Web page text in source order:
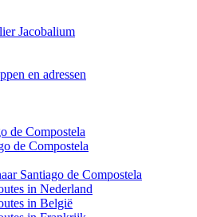
Jacobalium
en adressen
de Compostela
de Compostela
Santiago de Compostela
in Nederland
in België